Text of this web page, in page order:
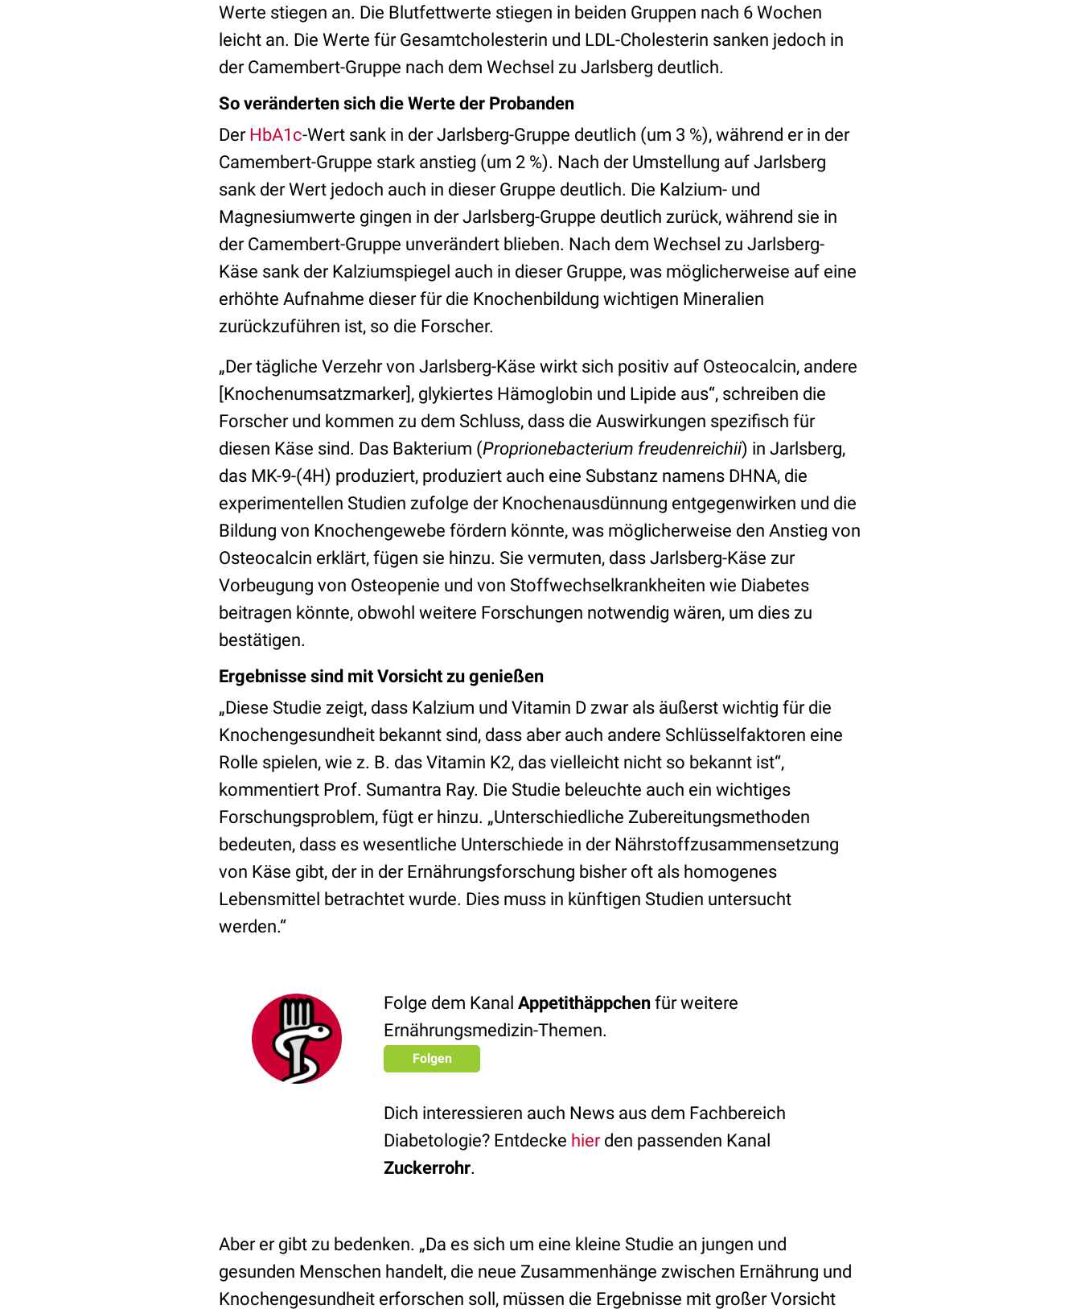
Werte stiegen an. Die Blutfettwerte stiegen in beiden Gruppen nach 6 Wochen
leicht an. Die Werte für Gesamtcholesterin und LDL-Cholesterin sanken jedoch in
der Camembert-Gruppe nach dem Wechsel zu Jarlsberg deutlich.
So veränderten sich die Werte der Probanden
Der HbA1c-Wert sank in der Jarlsberg-Gruppe deutlich (um 3 %), während er in der
Camembert-Gruppe stark anstieg (um 2 %). Nach der Umstellung auf Jarlsberg
sank der Wert jedoch auch in dieser Gruppe deutlich. Die Kalzium- und
Magnesiumwerte gingen in der Jarlsberg-Gruppe deutlich zurück, während sie in
der Camembert-Gruppe unverändert blieben. Nach dem Wechsel zu Jarlsberg-
Käse sank der Kalziumspiegel auch in dieser Gruppe, was möglicherweise auf eine
erhöhte Aufnahme dieser für die Knochenbildung wichtigen Mineralien
zurückzuführen ist, so die Forscher.
„Der tägliche Verzehr von Jarlsberg-Käse wirkt sich positiv auf Osteocalcin, andere
[Knochenumsatzmarker], glykiertes Hämoglobin und Lipide aus“, schreiben die
Forscher und kommen zu dem Schluss, dass die Auswirkungen spezifisch für
diesen Käse sind. Das Bakterium (Proprionebacterium freudenreichii) in Jarlsberg,
das MK-9-(4H) produziert, produziert auch eine Substanz namens DHNA, die
experimentellen Studien zufolge der Knochenausdünnung entgegenwirken und die
Bildung von Knochengewebe fördern könnte, was möglicherweise den Anstieg von
Osteocalcin erklärt, fügen sie hinzu. Sie vermuten, dass Jarlsberg-Käse zur
Vorbeugung von Osteopenie und von Stoffwechselkrankheiten wie Diabetes
beitragen könnte, obwohl weitere Forschungen notwendig wären, um dies zu
bestätigen.
Ergebnisse sind mit Vorsicht zu genießen
„Diese Studie zeigt, dass Kalzium und Vitamin D zwar als äußerst wichtig für die
Knochengesundheit bekannt sind, dass aber auch andere Schlüsselfaktoren eine
Rolle spielen, wie z. B. das Vitamin K2, das vielleicht nicht so bekannt ist“,
kommentiert Prof. Sumantra Ray. Die Studie beleuchte auch ein wichtiges
Forschungsproblem, fügt er hinzu. „Unterschiedliche Zubereitungsmethoden
bedeuten, dass es wesentliche Unterschiede in der Nährstoffzusammensetzung
von Käse gibt, der in der Ernährungsforschung bisher oft als homogenes
Lebensmittel betrachtet wurde. Dies muss in künftigen Studien untersucht
werden.“
Folge dem Kanal Appetithäppchen für weitere
Ernährungsmedizin-Themen.
Folgen
Dich interessieren auch News aus dem Fachbereich
Diabetologie? Entdecke hierden passenden Kanal
Zuckerrohr.
Aber er gibt zu bedenken. „Da es sich um eine kleine Studie an jungen und
gesunden Menschen handelt, die neue Zusammenhänge zwischen Ernährung und
Knochengesundheit erforschen soll, müssen die Ergebnisse mit großer Vorsicht